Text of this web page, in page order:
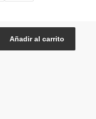
Añadir al carrito